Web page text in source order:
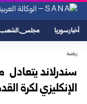
أخبار سوريا مجلس
رياضة
سندرلاند
الإنكليزي لكرة